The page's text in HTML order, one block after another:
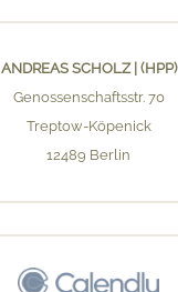
ANDREAS SCHOLZ | (HPP)
Genossenschaftsstr. 70
Treptow-Köpenick
12489 Berlin